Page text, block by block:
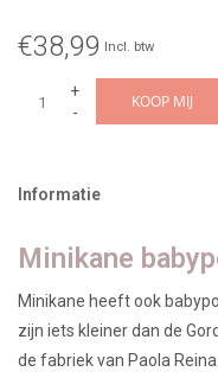
€38,99 Incl. btw
+
-
KOOP MIJ
Informatie
Minikane
Minikane heeft ook
zijn iets kleiner dan de
de fabriek van Paola